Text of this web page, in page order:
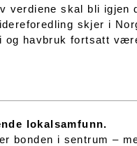
verdiene skal bli igjen
skjer i
havbruk fortsatt
lokalsamfunn.
bonden i sentrum –